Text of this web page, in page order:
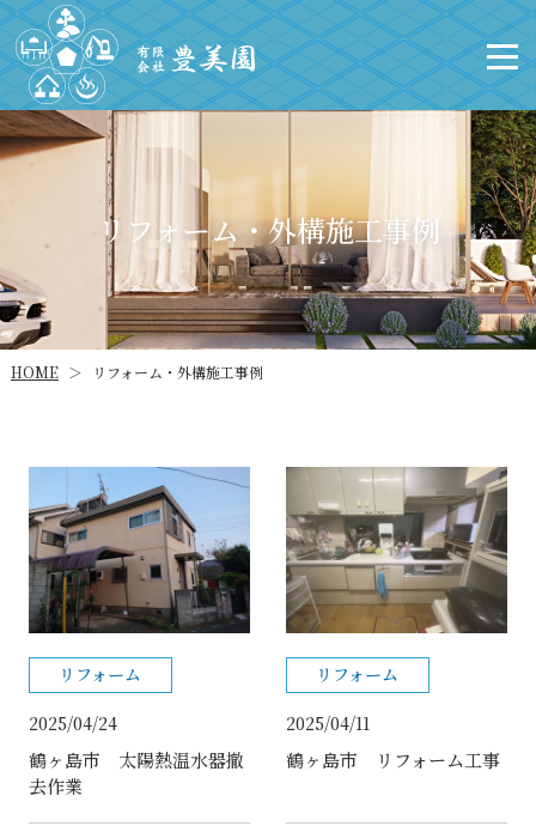
リフォーム・外構施工事例
HOME ＞ リフォーム・外構施工事例
リフォーム
2025/04/24
鶴ヶ島市 太陽熱温水器撤
去作業
リフォーム
2025/04/11
鶴ヶ島市 リフォーム工事